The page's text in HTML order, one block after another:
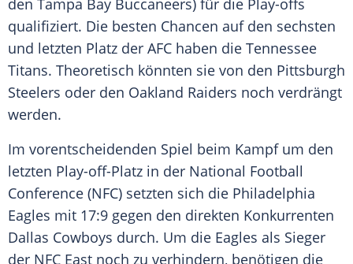
den Tampa Bay Buccaneers) für die Play-offs
qualifiziert. Die besten Chancen auf den sechsten
und letzten Platz der AFC haben die Tennessee
Titans. Theoretisch könnten sie von den Pittsburgh
Steelers oder den Oakland Raiders noch verdrängt
werden.
Im vorentscheidenden Spiel beim Kampf um den
letzten Play-off-Platz in der National Football
Conference (NFC) setzten sich die Philadelphia
Eagles mit 17:9 gegen den direkten Konkurrenten
Dallas Cowboys durch. Um die Eagles als Sieger
der NFC East noch zu verhindern, benötigen die